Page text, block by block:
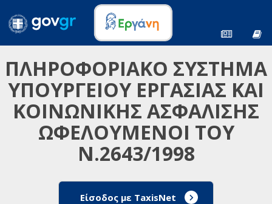
ΠΛΗΡΟΦΟΡΙΑΚΟ ΣΥΣΤΗΜΑ
ΥΠΟΥΡΓΕΙΟΥ ΕΡΓΑΣΙΑΣ ΚΑΙ
ΚΟΙΝΩΝΙΚΗΣ ΑΣΦΑΛΙΣΗΣ
ΩΦΕΛΟΥΜΕΝΟΙ ΤΟΥ
Ν.2643/1998
Είσοδος με TaxisNet